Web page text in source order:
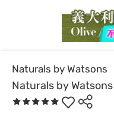
Naturals by Watsons
Naturals by